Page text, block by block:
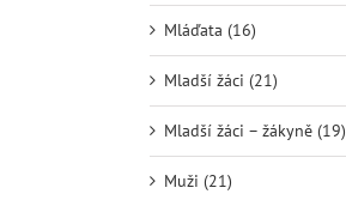
Mláďata (16)
Mladší žáci (21)
Mladší žáci – žákyně (19)
Muži (21)